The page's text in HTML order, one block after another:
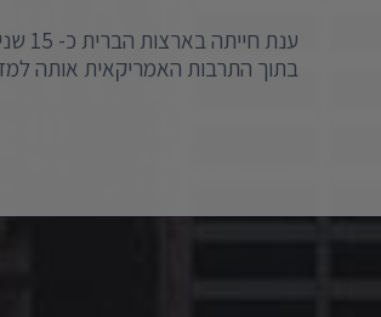
בתוך התרבות האמריקאית אותה